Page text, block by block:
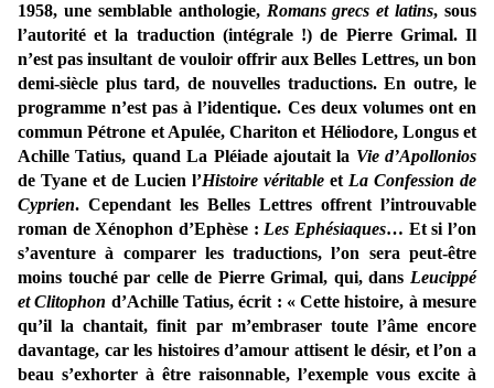
1958, une semblable anthologie, Romans grecs et latins, sous
l’autorité et la traduction (intégrale !) de Pierre Grimal. Il
n’est pas insultant de vouloir offrir aux Belles Lettres, un bon
demi-siècle plus tard, de nouvelles traductions. En outre, le
programme n’est pas à l’identique. Ces deux volumes ont en
commun Pétrone et Apulée, Chariton et Héliodore, Longus et
Achille Tatius, quand La Pléiade ajoutait la Vie d’Apollonios
de Tyane et de Lucien l’Histoire véritable et La Confession de
Cyprien. Cependant les Belles Lettres offrent l’introuvable
roman de Xénophon d’Ephèse : Les Ephésiaques… Et si l’on
s’aventure à comparer les traductions, l’on sera peut-être
moins touché par celle de Pierre Grimal, qui, dans Leucippé
et Clitophon d’Achille Tatius, écrit : « Cette histoire, à mesure
qu’il la chantait, finit par m’embraser toute l’âme encore
davantage, car les histoires d’amour attisent le désir, et l’on a
beau s’exhorter à être raisonnable, l’exemple vous excite à